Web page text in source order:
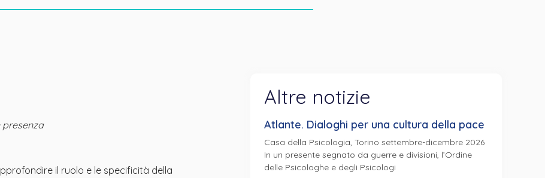
presenza
il ruolo e le specificità della
Altre notizie
Atlante. Dialoghi per una cultura della pace
Casa della Psicologia, Torino settembre-dicembre 2026
In un presente segnato da guerre e divisioni, l’Ordine
delle Psicologhe e degli Psicologi